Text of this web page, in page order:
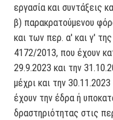
εργασία και συντάξεις
β) παρακρατούμενου
και των περ. α' και γ'
4172/2013, που έχουν
29.9.2023 και την
μέχρι και την
έχουν την έδρα ή
δραστηριότητας στις